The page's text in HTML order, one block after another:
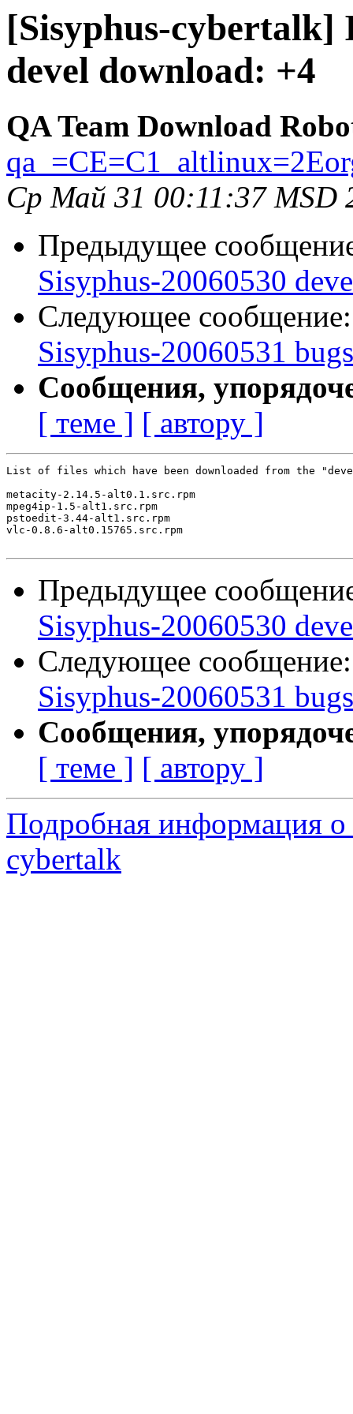
[Sisyphus-cybertalk]
devel download: +4
QA Team Download
Ср Май 31 00:11:37 MSD
Предыдущее
Sisyphus-20060530
Следующее
Sisyphus-20060531
Сообщения,
[ теме ] [ автору ]
List of files which have been downloaded from the
metacity-2.14.5-alt0.1.src.rpm
mpeg4ip-1.5-alt1.src.rpm
pstoedit-3.44-alt1.src.rpm
vlc-0.8.6-alt0.15765.src.rpm
Предыдущее
Sisyphus-20060530
Следующее
Sisyphus-20060531
Сообщения,
[ теме ] [ автору ]
Подробная информация о
cybertalk